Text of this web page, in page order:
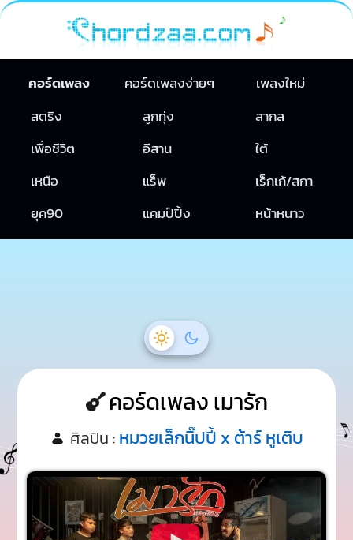
คอร์ดเพลง คอร์ดเพลงง่ายๆ
เพลงใหม่
สตริง
ลูกทุ่ง
สากล
เพื่อชีวิต
อีสาน
ใต้
เหนือ
แร็พ
เร็กเก้/สกา
ยุค90
แคมป์ปิ้ง หน้าหนาว
คอร์ดเพลง เมารัก
ศิลปิน : หมวยเล็กนิ๊ปปี้ x ต้าร์ หูเติบ